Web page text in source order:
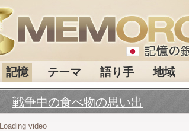
記憶 テーマ 語り手 地域
戦争中の食べ物の思い出
Loading video